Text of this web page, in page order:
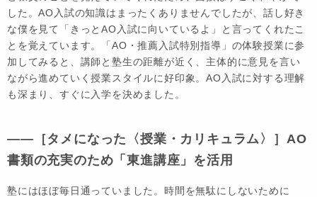
した。AO入試の知識はまったくありませんでしたが、話し好き
な僕を見て「きっとAO入試に向いているよ」と言ってくれたこ
とを覚えています。「AO・推薦入試特別指導」の体験授業に参
加してみると、講師と塾生の距離が近く、主体的に意見を言い
ながら進めていく授業スタイルに好印象。AO入試に対する理解
も深まり、すぐに入学を決めました。
――［タメになった〈授業・カリキュラム〉］AO
書類の充実のため「東進講座」を活用
塾にはほぼ毎日通っていました。時間を無駄にしないために